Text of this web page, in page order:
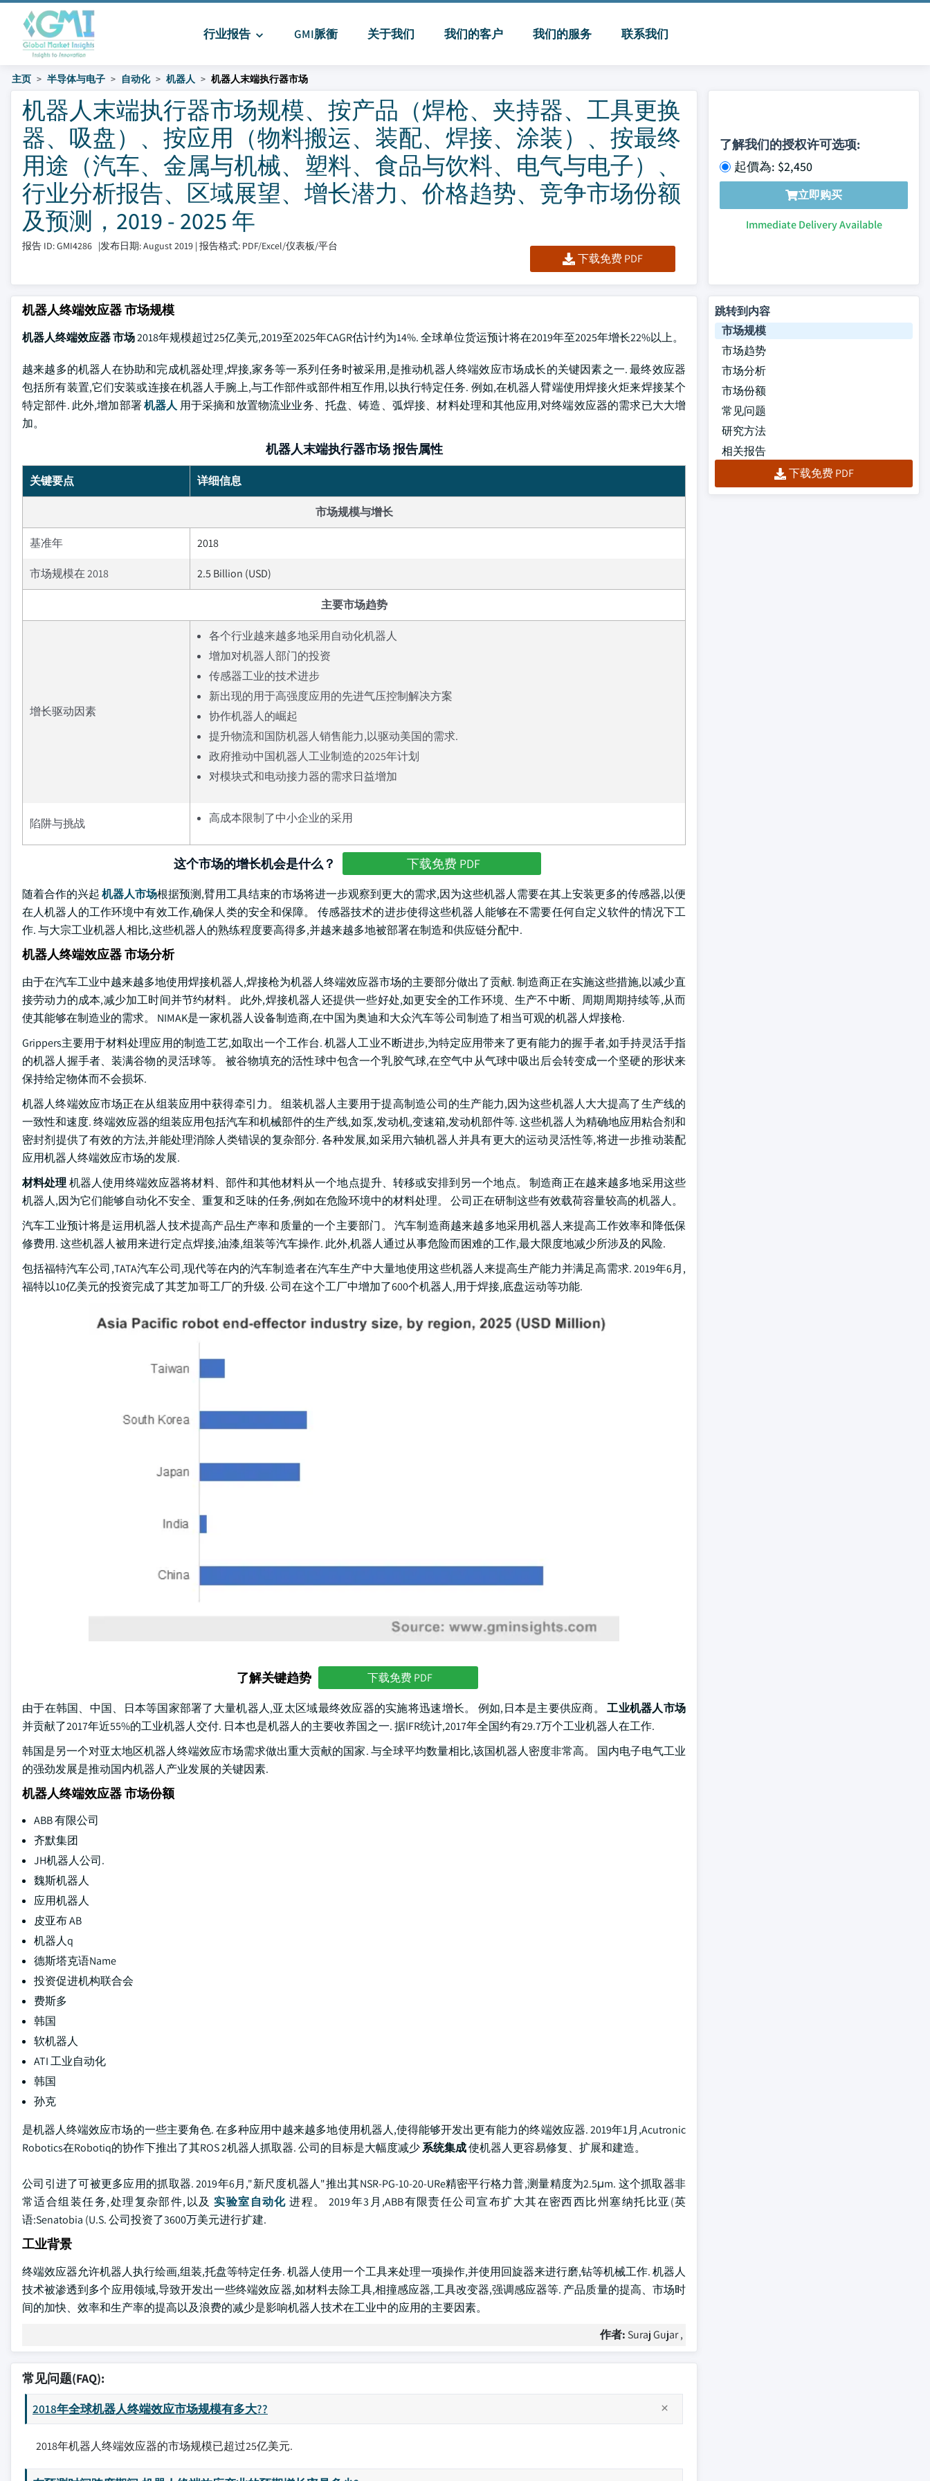
行业报告 GMI脈衝 关于我们 我们的客户 我们的服务 联系我们
主页 半导体与电子 自动化 机器人 机器人末端执行器市场
机器人末端执行器市场规模、按产品（焊枪、夹持器、工具更换
器、吸盘）、按应用（物料搬运、装配、焊接、涂装）、按最终
用途（汽车、金属与机械、塑料、食品与饮料、电气与电子）、
行业分析报告、区域展望、增长潜力、价格趋势、竞争市场份额
及预测，2019 - 2025 年
报告 ID: GMI4286 |发布日期: August 2019 | 报告格式: PDF/Excel/仪表板/平台
下载免费 PDF
了解我们的授权许可选项:
起價為: $2,450
立即购买
Immediate Delivery Available
机器人终端效应器 市场规模
机器人终端效应器 市场2018年规模超过25亿美元,2019至2025年CAGR估计约为14%. 全球单位货运预计将在2019年至2025年增长22%以上。
越来越多的机器人在协助和完成机器处理,焊接,家务等一系列任务时被采用,是推动机器人终端效应市场成长的关键因素之一. 最终效应器
包括所有装置,它们安装或连接在机器人手腕上,与工作部件或部件相互作用,以执行特定任务. 例如,在机器人臂端使用焊接火炬来焊接某个
特定部件. 此外,增加部署机器人 用于采摘和放置物流业业务、托盘、铸造、弧焊接、材料处理和其他应用,对终端效应器的需求已大大增
加。
机器人末端执行器市场 报告属性
关键要点 详细信息
市场规模与增长
基准年 2018
市场规模在 2018 2.5 Billion (USD)
主要市场趋势
增长驱动因素
各个行业越来越多地采用自动化机器人
增加对机器人部门的投资
传感器工业的技术进步
新出现的用于高强度应用的先进气压控制解决方案
协作机器人的崛起
提升物流和国防机器人销售能力,以驱动美国的需求.
政府推动中国机器人工业制造的2025年计划
对模块式和电动接力器的需求日益增加
陷阱与挑战 高成本限制了中小企业的采用
这个市场的增长机会是什么？ 下载免费 PDF
随着合作的兴起机器人市场根据预测,臂用工具结束的市场将进一步观察到更大的需求,因为这些机器人需要在其上安装更多的传感器,以便
在人机器人的工作环境中有效工作,确保人类的安全和保障。 传感器技术的进步使得这些机器人能够在不需要任何自定义软件的情况下工
作. 与大宗工业机器人相比,这些机器人的熟练程度要高得多,并越来越多地被部署在制造和供应链分配中.
机器人终端效应器 市场分析
由于在汽车工业中越来越多地使用焊接机器人,焊接枪为机器人终端效应器市场的主要部分做出了贡献. 制造商正在实施这些措施,以减少直
接劳动力的成本,减少加工时间并节约材料。 此外,焊接机器人还提供一些好处,如更安全的工作环境、生产不中断、周期周期持续等,从而
使其能够在制造业的需求。 NIMAK是一家机器人设备制造商,在中国为奥迪和大众汽车等公司制造了相当可观的机器人焊接枪.
Grippers主要用于材料处理应用的制造工艺,如取出一个工作台. 机器人工业不断进步,为特定应用带来了更有能力的握手者,如手持灵活手指
的机器人握手者、装满谷物的灵活球等。 被谷物填充的活性球中包含一个乳胶气球,在空气中从气球中吸出后会转变成一个坚硬的形状来
保持给定物体而不会损坏.
机器人终端效应市场正在从组装应用中获得牵引力。 组装机器人主要用于提高制造公司的生产能力,因为这些机器人大大提高了生产线的
一致性和速度. 终端效应器的组装应用包括汽车和机械部件的生产线,如泵,发动机,变速箱,发动机部件等. 这些机器人为精确地应用粘合剂和
密封剂提供了有效的方法,并能处理消除人类错误的复杂部分. 各种发展,如采用六轴机器人并具有更大的运动灵活性等,将进一步推动装配
应用机器人终端效应市场的发展.
材料处理 机器人使用终端效应器将材料、部件和其他材料从一个地点提升、转移或安排到另一个地点。 制造商正在越来越多地采用这些
机器人,因为它们能够自动化不安全、重复和乏味的任务,例如在危险环境中的材料处理。 公司正在研制这些有效载荷容量较高的机器人。
汽车工业预计将是运用机器人技术提高产品生产率和质量的一个主要部门。 汽车制造商越来越多地采用机器人来提高工作效率和降低保
修费用. 这些机器人被用来进行定点焊接,油漆,组装等汽车操作. 此外,机器人通过从事危险而困难的工作,最大限度地减少所涉及的风险.
包括福特汽车公司,TATA汽车公司,现代等在内的汽车制造者在汽车生产中大量地使用这些机器人来提高生产能力并满足高需求. 2019年6月,
福特以10亿美元的投资完成了其芝加哥工厂的升级. 公司在这个工厂中增加了600个机器人,用于焊接,底盘运动等功能.
了解关键趋势 下载免费 PDF
由于在韩国、中国、日本等国家部署了大量机器人,亚太区域最终效应器的实施将迅速增长。 例如,日本是主要供应商。工业机器人市场
并贡献了2017年近55%的工业机器人交付. 日本也是机器人的主要收养国之一. 据IFR统计,2017年全国约有29.7万个工业机器人在工作.
韩国是另一个对亚太地区机器人终端效应市场需求做出重大贡献的国家. 与全球平均数量相比,该国机器人密度非常高。 国内电子电气工业
的强劲发展是推动国内机器人产业发展的关键因素.
机器人终端效应器 市场份额
ABB 有限公司
齐默集团
JH机器人公司.
魏斯机器人
应用机器人
皮亚布 AB
机器人q
德斯塔克语Name
投资促进机构联合会
费斯多
韩国
软机器人
ATI 工业自动化
韩国
孙克
是机器人终端效应市场的一些主要角色. 在多种应用中越来越多地使用机器人,使得能够开发出更有能力的终端效应器. 2019年1月,Acutronic
Robotics在Robotiq的协作下推出了其ROS 2机器人抓取器. 公司的目标是大幅度减少系统集成使机器人更容易修复、扩展和建造。
公司引进了可被更多应用的抓取器. 2019年6月,"新尺度机器人"推出其NSR-PG-10-20-URe精密平行格力普,测量精度为2.5μm. 这个抓取器非
常适合组装任务,处理复杂部件,以及实验室自动化 进程。 2019年3月,ABB有限责任公司宣布扩大其在密西西比州塞纳托比亚(英
语:Senatobia (U.S. 公司投资了3600万美元进行扩建.
工业背景
终端效应器允许机器人执行绘画,组装,托盘等特定任务. 机器人使用一个工具来处理一项操作,并使用回旋器来进行磨,钻等机械工作. 机器人
技术被渗透到多个应用领域,导致开发出一些终端效应器,如材料去除工具,相撞感应器,工具改变器,强调感应器等. 产品质量的提高、市场时
间的加快、效率和生产率的提高以及浪费的减少是影响机器人技术在工业中的应用的主要因素。
作者: Suraj Gujar ,
常见问题(FAQ):
2018年全球机器人终端效应市场规模有多大??
2018年机器人终端效应器的市场规模已超过25亿美元.
跳转到内容
市场规模
市场趋势
市场分析
市场份额
常见问题
研究方法
相关报告
下载免费 PDF